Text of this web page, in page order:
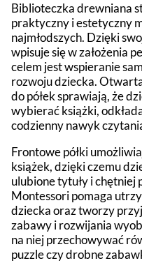
Biblioteczka drewniana
praktyczny i estetyczny
najmłodszych. Dzięki
wpisuje się w założenia
celem jest wspieranie
rozwoju dziecka.
do półek sprawiają, że
wybierać książki,
codzienny nawyk
Frontowe półki
książek, dzięki czemu
ulubione tytuły i chętniej
Montessori pomaga
dziecka oraz tworzy
zabawy i rozwijania
na niej przechowywać
puzzle czy drobne